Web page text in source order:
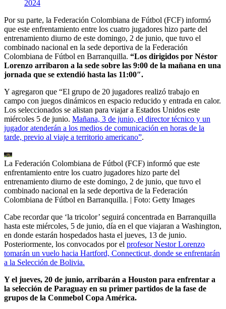
2024
Por su parte, la Federación Colombiana de Fútbol (FCF) informó
que este enfrentamiento entre los cuatro jugadores hizo parte del
entrenamiento diurno de este domingo, 2 de junio, que tuvo el
combinado nacional en la sede deportiva de la Federación
Colombiana de Fútbol en Barranquilla. “Los dirigidos por Néstor
Lorenzo arribaron a la sede sobre las 9:00 de la mañana en una
jornada que se extendió hasta las 11:00″.
Y agregaron que “El grupo de 20 jugadores realizó trabajo en
campo con juegos dinámicos en espacio reducido y entrada en calor.
Los seleccionados se alistan para viajar a Estados Unidos este
miércoles 5 de junio. Mañana, 3 de junio, el director técnico y un
jugador atenderán a los medios de comunicación en horas de la
tarde, previo al viaje a territorio americano”.
La Federación Colombiana de Fútbol (FCF) informó que este
enfrentamiento entre los cuatro jugadores hizo parte del
entrenamiento diurno de este domingo, 2 de junio, que tuvo el
combinado nacional en la sede deportiva de la Federación
Colombiana de Fútbol en Barranquilla. | Foto: Getty Images
Cabe recordar que ‘la tricolor’ seguirá concentrada en Barranquilla
hasta este miércoles, 5 de junio, día en el que viajaran a Washington,
en donde estarán hospedados hasta el jueves, 13 de junio.
Posteriormente, los convocados por el profesor Nestor Lorenzo
tomarán un vuelo hacia Hartford, Connecticut, donde se enfrentarán
a la Selección de Bolivia.
Y el jueves, 20 de junio, arribarán a Houston para enfrentar a
la selección de Paraguay en su primer partidos de la fase de
grupos de la Conmebol Copa América.